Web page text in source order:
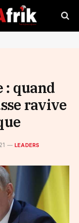
: quand
ravive
LEADERS